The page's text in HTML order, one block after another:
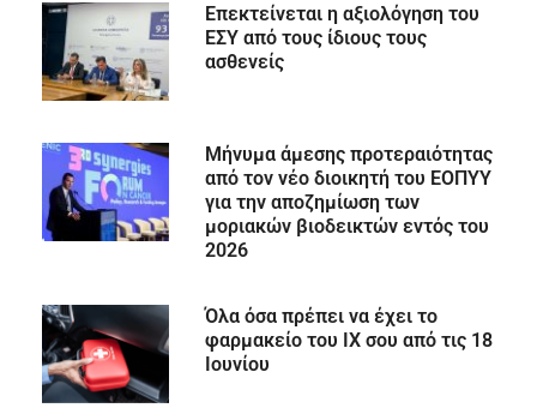
Επεκτείνεται η αξιολόγηση του
ΕΣΥ από τους ίδιους τους
ασθενείς
Μήνυμα άμεσης προτεραιότητας
από τον νέο διοικητή του ΕΟΠΥΥ
για την αποζημίωση των
μοριακών βιοδεικτών εντός του
2026
Όλα όσα πρέπει να έχει το
φαρμακείο του ΙΧ σου από τις 18
Ιουνίου